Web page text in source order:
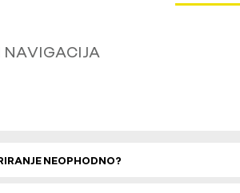
NAVIGACIJA
NEOPHODNO?